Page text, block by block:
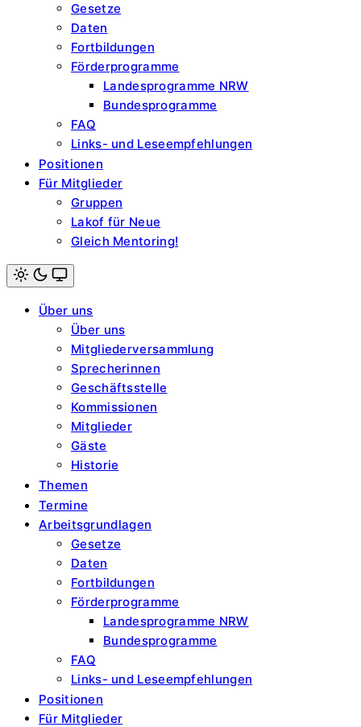
Gesetze
Daten
Fortbildungen
Förderprogramme
Landesprogramme NRW
Bundesprogramme
FAQ
Links- und Leseempfehlungen
Positionen
Für Mitglieder
Gruppen
Lakof für Neue
Gleich Mentoring!
Light
mode
(click
dark)
Über uns
Über uns
Mitgliederversammlung
Sprecherinnen
Geschäftsstelle
Kommissionen
Mitglieder
Gäste
Historie
Themen
Termine
Arbeitsgrundlagen
Gesetze
Daten
Fortbildungen
Förderprogramme
Landesprogramme NRW
Bundesprogramme
FAQ
Links- und Leseempfehlungen
Positionen
Für Mitglieder